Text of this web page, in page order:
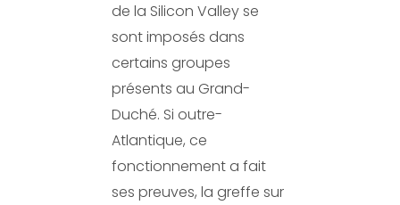
de la Silicon Valley se
sont imposés dans
certains groupes
présents au Grand-
Duché. Si outre-
Atlantique, ce
fonctionnement a fait
ses preuves, la greffe sur